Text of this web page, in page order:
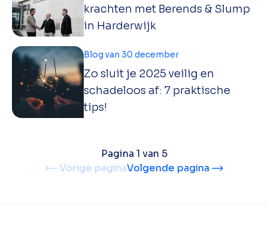
krachten met Berends & Slump
in Harderwijk
Zo sluit je 2025 veilig en
schadeloos af: 7 praktische
tips!
Blog van 30 december
Pagina 1 van 5
Vorige paginaVolgende pagina